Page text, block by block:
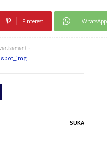
Pinterest WhatsApp
-
SUKA